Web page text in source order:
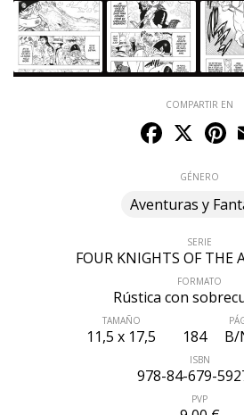
COMPARTIR EN
Facebook
X
GÉNERO
Aventuras y
SERIE
FOUR KNIGHTS OF THE
FORMATO
Rústica con
TAMAÑO
11,5 x 17,5 184 B/
ISBN
978-84-679-
PVP